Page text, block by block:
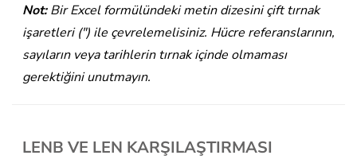
Not:Bir Excel formülündeki metin dizesini çift tırnak
işaretleri (") ile çevrelemelisiniz. Hücre referanslarının,
sayıların veya tarihlerin tırnak içinde olmaması
gerektiğini unutmayın.
LENB VE LEN KARŞILAŞTIRMASI